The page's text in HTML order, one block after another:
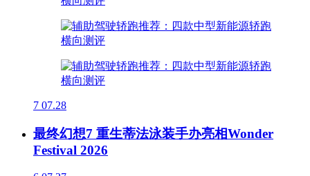
7 07.28
最终幻想7 重生蒂法泳装手办亮相Wonder
Festival 2026